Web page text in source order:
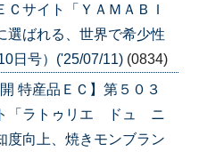
サイト「ＹＡＭＡＢＩ
ばれる、世界で希少性
日号）('25/07/11) (0834)
特産品ＥＣ】第５０３
「ラトゥリエ ドュ ニ
向上、焼きモンブラン